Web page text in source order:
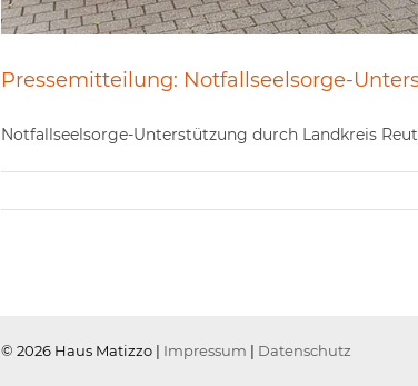
Pressemitteilung: Notfallseelsorge-
Notfallseelsorge-Unterstützung durch Landkreis
© 2026 Haus Matizzo | Impressum | Datenschutz